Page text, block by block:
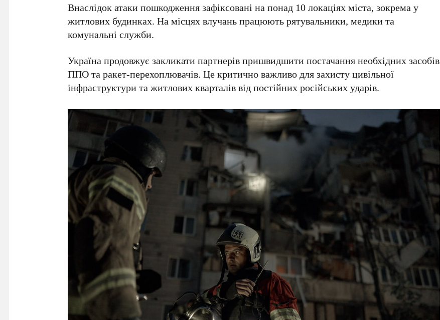
Внаслідок атаки пошкодження зафіксовані на понад 10 локаціях міста, зокрема у
житлових будинках. На місцях влучань працюють рятувальники, медики та
комунальні служби.
Україна продовжує закликати партнерів пришвидшити постачання необхідних засобів
ППО та ракет-перехоплювачів. Це критично важливо для захисту цивільної
інфраструктури та житлових кварталів від постійних російських ударів.